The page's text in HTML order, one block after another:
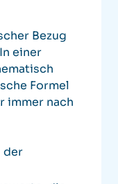
Bezug
einer
Formel
immer nach
der